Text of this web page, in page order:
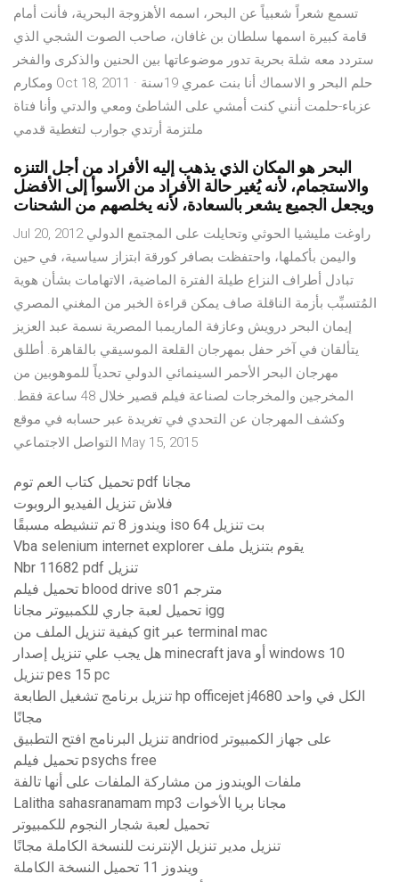
تسمع شعراً شعبياً عن البحر، اسمه الأهزوجة البحرية، فأنت أمام
قامة كبيرة اسمها سلطان بن غافان، صاحب الصوت الشجي الذي
ستردد معه شلة بحرية تدور موضوعاتها بين الحنين والذكرى والفخر
ومكارم Oct 18, 2011 · حلم البحر و الاسماك أنا بنت عمري 19سنة
عزباء-حلمت أنني كنت أمشي على الشاطئ ومعي والدتي وأنا فتاة
ملتزمة أرتدي جوارب لتغطية قدمي
البحر هو المكان الذي يذهب إليه الأفراد من أجل التنزه
والاستجمام، لأنه يُغير حالة الأفراد من الأسوأ إلى الأفضل
ويجعل الجميع يشعر بالسعادة، لأنه يخلصهم من الشحنات
Jul 20, 2012 راوغت مليشيا الحوثي وتحايلت على المجتمع الدولي
واليمن بأكملها، واحتفظت بصافر كورقة ابتزاز سياسية، في حين
تبادل أطراف النزاع طيلة الفترة الماضية، الاتهامات بشأن هوية
المُتسبِّب بأزمة الناقلة صاف يمكن قراءة الخبر من المغني المصري
إيمان البحر درويش وعازفة الماريمبا المصرية نسمة عبد العزيز
يتألقان في آخر حفل بمهرجان القلعة الموسيقي بالقاهرة. أطلق
مهرجان البحر الأحمر السينمائي الدولي تحدياً للموهوبين من
المخرجين والمخرجات لصناعة فيلم قصير خلال 48 ساعة فقط.
وكشف المهرجان عن التحدي في تغريدة عبر حسابه في موقع
التواصل الاجتماعي May 15, 2015
تحميل كتاب العم توم pdf مجانا
فلاش تنزيل الفيديو الروبوت
ويندوز 8 تم تنشيطه مسبقًا iso 64 بت تنزيل
Vba selenium internet explorer يقوم بتنزيل ملف
Nbr 11682 pdf تنزيل
تحميل فيلم blood drive s01 مترجم
تحميل لعبة جاري للكمبيوتر مجانا igg
كيفية تنزيل الملف من git عبر terminal mac
هل يجب علي تنزيل إصدار minecraft java أو windows 10
تنزيل pes 15 pc
تنزيل برنامج تشغيل الطابعة hp officejet j4680 الكل في واحد
مجانًا
تنزيل البرنامج افتح التطبيق andriod على جهاز الكمبيوتر
تحميل فيلم psychs free
ملفات الويندوز من مشاركة الملفات على أنها تالفة
Lalitha sahasranamam mp3 مجانا بريا الأخوات
تحميل لعبة شجار النجوم للكمبيوتر
تنزيل مدير تنزيل الإنترنت للنسخة الكاملة مجانًا
ويندوز 11 تحميل النسخة الكاملة